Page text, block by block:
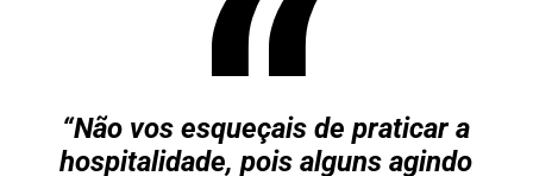
“Não vos esqueçais de praticar a
hospitalidade, pois alguns agindo